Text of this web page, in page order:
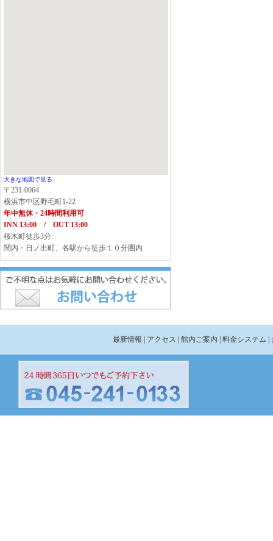
大きな地図で見る
〒231-0064
横浜市中区野毛町1-22
年中無休・24時間利用可
INN 13:00 / OUT 13:00
桜木町徒歩3分
関内・日ノ出町、各駅から徒歩１０分圏内
最新情報 | アクセス | 館内ご案内 | 料金システム